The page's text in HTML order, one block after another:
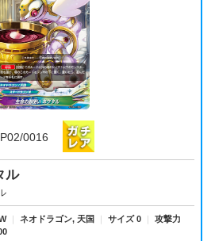
0016
ル
ネオドラゴン, 天国 サイズ 0
攻撃力